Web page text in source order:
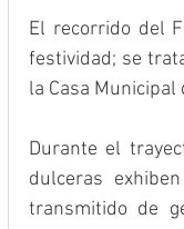
El recorrido del
festividad; se
la Casa
Durante el
dulceras
transmitido de